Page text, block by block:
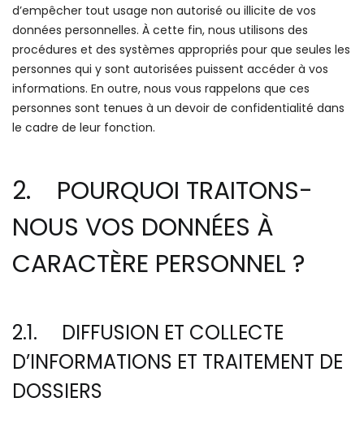
d’empêcher tout usage non autorisé ou illicite de vos
données personnelles. À cette fin, nous utilisons des
procédures et des systèmes appropriés pour que seules les
personnes qui y sont autorisées puissent accéder à vos
informations. En outre, nous vous rappelons que ces
personnes sont tenues à un devoir de confidentialité dans
le cadre de leur fonction.
2. POURQUOI TRAITONS-
NOUS VOS DONNÉES À
CARACTÈRE PERSONNEL ?
2.1. DIFFUSION ET COLLECTE
D’INFORMATIONS ET TRAITEMENT DE
DOSSIERS